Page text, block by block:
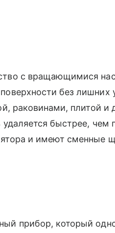
с вращающимися
без лишних
раковинами, плитой
удаляется быстрее, чем
и имеют сменные
прибор, который